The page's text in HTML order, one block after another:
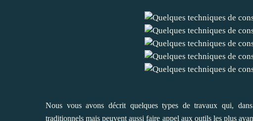
Nous vous avons décrit quelques types de travaux qui,
traditionnels mais peuvent aussi faire appel aux outils les plus